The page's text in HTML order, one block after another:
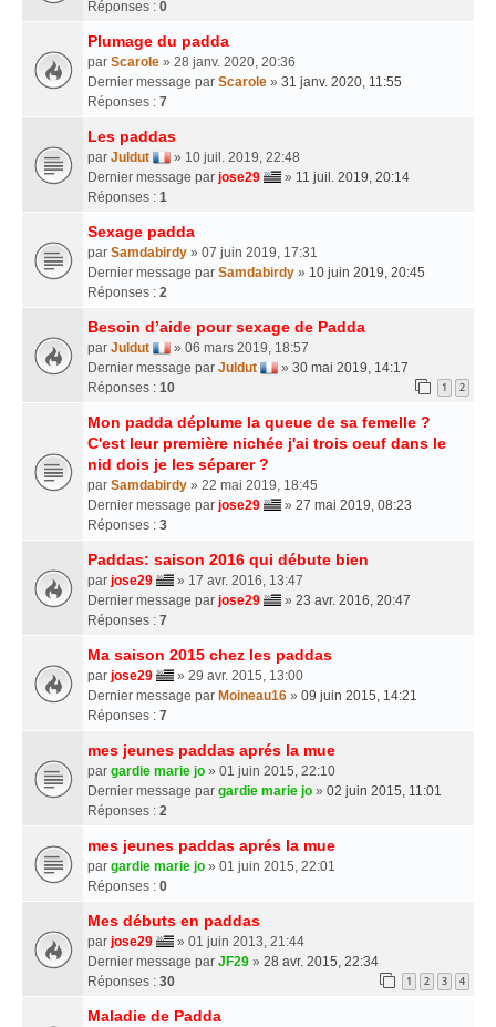
Réponses : 0
Plumage du padda
par Scarole » 28 janv. 2020, 20:36
Dernier message par Scarole » 31 janv. 2020, 11:55
Réponses : 7
Les paddas
par Juldut
» 10 juil. 2019, 22:48
Dernier message par jose29 » 11 juil. 2019, 20:14
Réponses : 1
Sexage padda
par Samdabirdy » 07 juin 2019, 17:31
Dernier message par Samdabirdy » 10 juin 2019, 20:45
Réponses : 2
Besoin d’aide pour sexage de Padda
par Juldut
» 06 mars 2019, 18:57
Dernier message par Juldut » 30 mai 2019, 14:17
Réponses : 10 1 2
Mon padda déplume la queue de sa femelle ?
C'est leur première nichée j'ai trois oeuf dans le
nid dois je les séparer ?
par Samdabirdy » 22 mai 2019, 18:45
Dernier message par jose29 » 27 mai 2019, 08:23
Réponses : 3
Paddas: saison 2016 qui débute bien
par jose29
» 17 avr. 2016, 13:47
Dernier message par jose29 » 23 avr. 2016, 20:47
Réponses : 7
Ma saison 2015 chez les paddas
par jose29
» 29 avr. 2015, 13:00
Dernier message par Moineau16 » 09 juin 2015, 14:21
Réponses : 7
mes jeunes paddas aprés la mue
par gardie marie jo » 01 juin 2015, 22:10
Dernier message par gardie marie jo » 02 juin 2015, 11:01
Réponses : 2
mes jeunes paddas aprés la mue
par gardie marie jo » 01 juin 2015, 22:01
Réponses : 0
Mes débuts en paddas
par jose29
» 01 juin 2013, 21:44
Dernier message par JF29 » 28 avr. 2015, 22:34
Réponses : 30 1 2 3 4
Maladie de Padda